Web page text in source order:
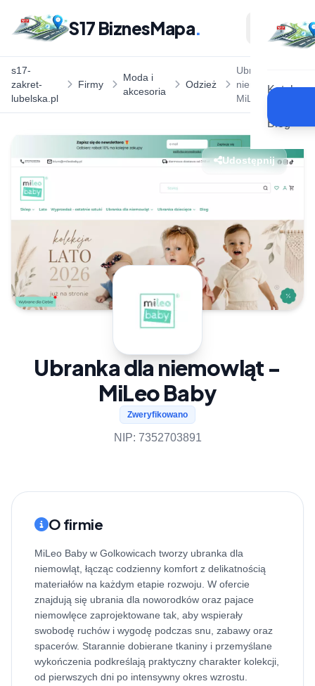
S17 BiznesMapa.
Katalog
Blog
s17-
zakret-
lubelska.pl
Firmy
Moda i
akcesoria
Odzież
Ubranka dla
niemowląt -
MiLeo Baby
Udostępnij
Ubranka dla niemowląt -
MiLeo Baby
Zweryfikowano
NIP: 7352703891
O firmie
MiLeo Baby w Golkowicach tworzy ubranka dla
niemowląt, łącząc codzienny komfort z delikatnością
materiałów na każdym etapie rozwoju. W ofercie
znajdują się ubrania dla noworodków oraz pajace
niemowlęce zaprojektowane tak, aby wspierały
swobodę ruchów i wygodę podczas snu, zabawy oraz
spacerów. Starannie dobierane tkaniny i przemyślane
wykończenia podkreślają praktyczny charakter kolekcji,
od pierwszych dni po intensywny okres wzrostu.